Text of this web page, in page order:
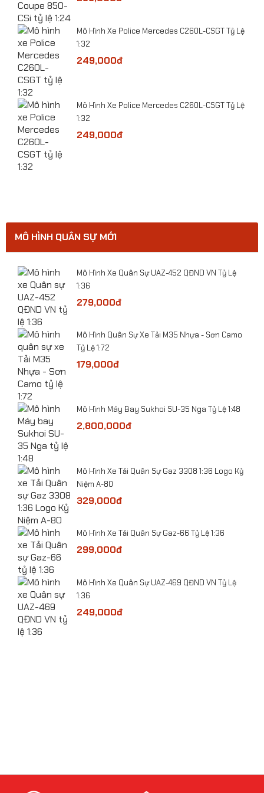
​Mô hình xe Police CSCĐ 113 BMW X5 tỷ lệ 1:32
​Mô hình xe Police CSCĐ 113 BMW X5 tỷ lệ 1:32
​Mô Hình Xe Police Mercedes C260L-CSGT Tỷ Lệ
1:32
249,000đ
​Mô Hình Xe Police Mercedes C260L-CSGT Tỷ Lệ
1:32
249,000đ
MÔ HÌNH QUÂN SỰ MỚI
Mô Hình Xe Quân Sự UAZ-452 QĐND VN Tỷ Lệ
1:36
279,000đ
​Mô Hình Quân Sự Xe Tải M35 Nhựa - Sơn Camo
Tỷ Lệ 1:72
179,000đ
Mô Hình Máy Bay Sukhoi SU-35 Nga Tỷ Lệ 1:48
2,800,000đ
​Mô Hình Xe Tải Quân Sự Gaz 3308 1:36 Logo Kỷ
Niệm A-80
329,000đ
​Mô Hình Xe Tải Quân Sự Gaz-66 Tỷ Lệ 1:36
299,000đ
​Mô Hình Xe Quân Sự UAZ-469 QĐND VN Tỷ Lệ
1:36
249,000đ